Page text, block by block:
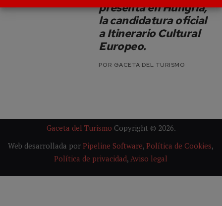
presenta en Hungría,
la candidatura oficial
a Itinerario Cultural
Europeo.
POR GACETA DEL TURISMO
Gaceta del Turismo Copyright © 2026.
Web desarrollada porPipeline Software,Política de Cookies,
Política de privacidad,Aviso legal